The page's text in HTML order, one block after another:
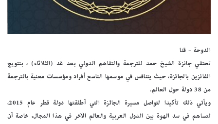
الدوحة – قنا
تحتفي جائزة الشيخ حمد للترجمة والتفاهم الدولي بعد غد (الثلاثاء) ، بتتويج
الفائزين بالجائزة، حيث يتنافس في موسمها التاسع أفراد ومؤسسات معنية بالترجمة
من 38 دولة حول العالم.
ويأتي ذلك تأكيدا لتواصل مسيرة الجائزة التي أطلقتها دولة قطر عام 2015،
لتساهم في سد الهوة بين الدول العربية والعالم الآخر في هذا المجال، خاصة أن